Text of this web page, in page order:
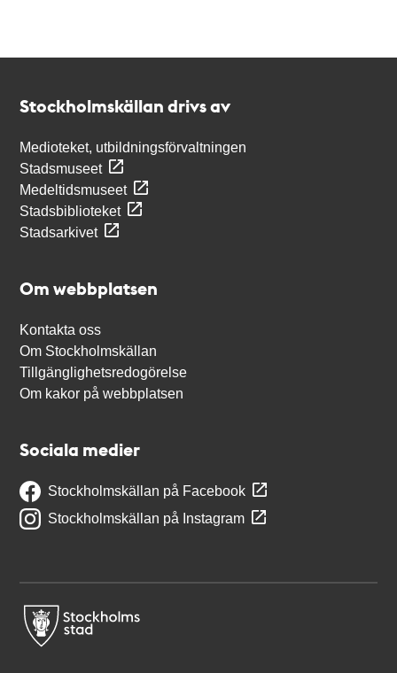
Stockholmskällan drivs av
Medioteket, utbildningsförvaltningen
Stadsmuseet
Medeltidsmuseet
Stadsbiblioteket
Stadsarkivet
Om webbplatsen
Kontakta oss
Om Stockholmskällan
Tillgänglighetsredogörelse
Om kakor på webbplatsen
Sociala medier
Stockholmskällan på Facebook
Stockholmskällan på Instagram